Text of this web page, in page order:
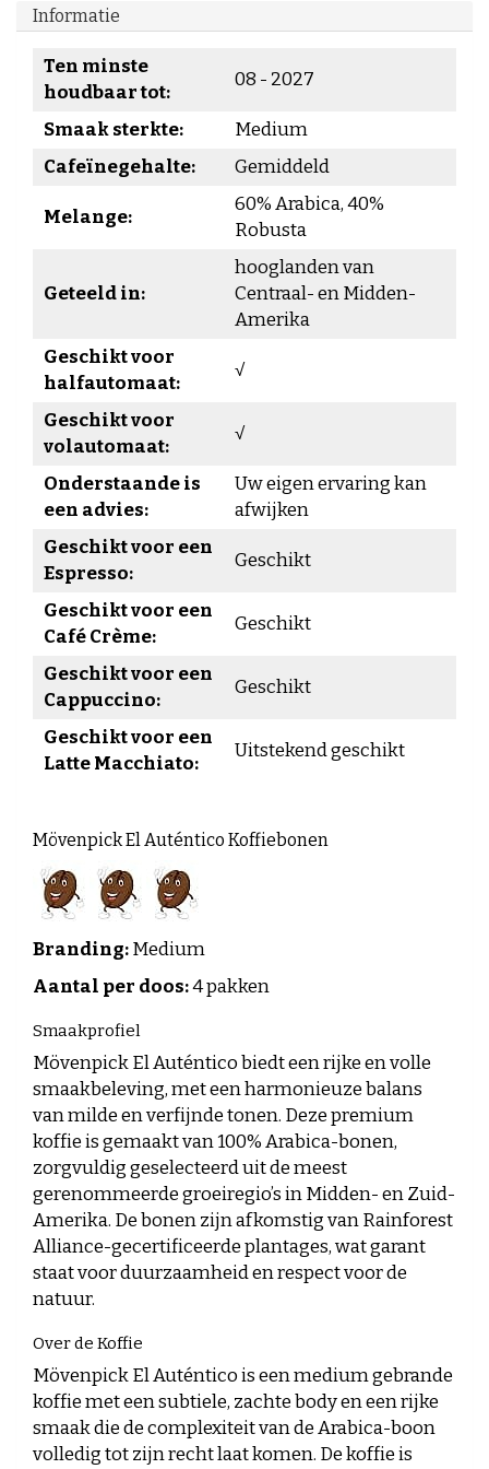
Informatie
Ten minste
houdbaar tot:
08 - 2027
Smaak sterkte:
Medium
Cafeïnegehalte:
Gemiddeld
Melange:
60% Arabica, 40%
Robusta
Geteeld in:
hooglanden van
Centraal- en Midden-
Amerika
Geschikt voor
halfautomaat:
√
Geschikt voor
volautomaat:
√
Onderstaande is
een advies:
Uw eigen ervaring kan
afwijken
Geschikt voor een
Espresso:
Geschikt
Geschikt voor een
Café Crème:
Geschikt
Geschikt voor een
Cappuccino:
Geschikt
Geschikt voor een
Latte Macchiato:
Uitstekend geschikt
Mövenpick El Auténtico Koffiebonen
Branding:Medium
Aantal per doos:4 pakken
Smaakprofiel
Mövenpick El Auténtico biedt een rijke en volle
smaakbeleving, met een harmonieuze balans
van milde en verfijnde tonen. Deze premium
koffie is gemaakt van 100% Arabica-bonen,
zorgvuldig geselecteerd uit de meest
gerenommeerde groeiregio’s in Midden- en Zuid-
Amerika. De bonen zijn afkomstig van Rainforest
Alliance-gecertificeerde plantages, wat garant
staat voor duurzaamheid en respect voor de
natuur.
Over de Koffie
Mövenpick El Auténtico is een medium gebrande
koffie met een subtiele, zachte body en een rijke
smaak die de complexiteit van de Arabica-boon
volledig tot zijn recht laat komen. De koffie is